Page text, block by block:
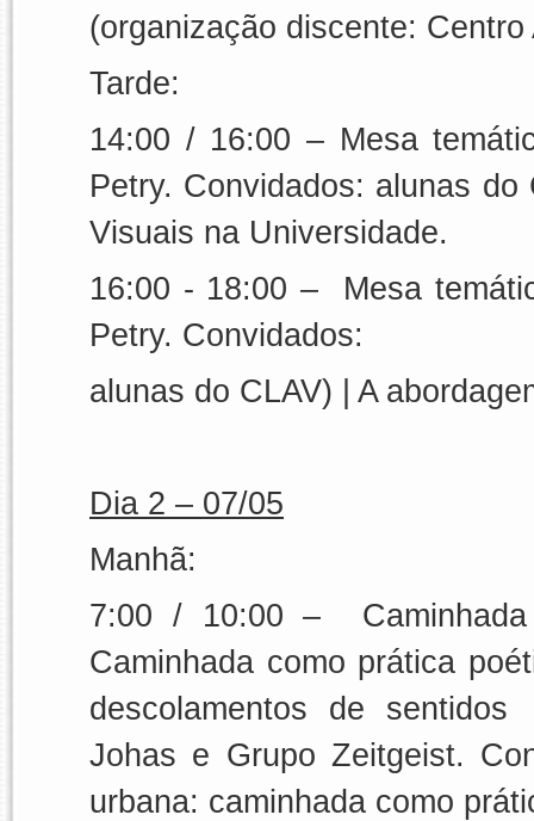
(organização discente: Centro
Tarde:
14:00 / 16:00 – Mesa
Petry. Convidados: alunas
Visuais na Universidade.
16:00 - 18:00 –
Mesa
Petry. Convidados:
alunas do CLAV) | A
Dia 2 – 07/05
Manhã:
7:00 / 10:00 –
Caminhada como prática
descolamentos de sentidos
Johas e Grupo Zeitgeist.
urbana: caminhada como